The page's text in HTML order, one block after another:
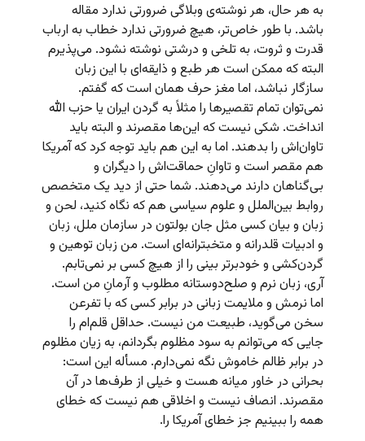
به هر حال، هر نوشته‌ی وبلاگی ضرورتی ندارد مقاله
باشد. با طور خاص‌تر، هیچ ضرورتی ندارد خطاب به ارباب
قدرت و ثروت، به تلخی و درشتی نوشته نشود. می‌پذیرم
البته که ممکن است هر طبع و ذایقه‌ای با این زبان
سازگار نباشد، اما مغز حرف همان است که گفتم.
نمی‌توان تمام تقصیرها را مثلاً به گردن ایران یا حزب الله
انداخت. شکی نیست که این‌ها مقصرند و البته باید
تاوان‌اش را بدهند. اما به این هم باید توجه کرد که آمریکا
هم مقصر است و تاوان‌ِ حماقت‌اش را دیگران و
بی‌گناهان دارند می‌دهند. شما حتی از دید یک متخصص
روابط بین‌الملل و علوم سیاسی هم که نگاه کنید، لحن و
زبان و بیان کسی مثل جان بولتون در سازمان ملل، زبان
و ادبیات قلدرانه و متخبترانه‌ای است. من زبان توهین و
گردن‌کشی و خودبرتر بینی را از هیچ کسی بر نمی‌تابم.
آری، زبان نرم و صلح‌دوستانه مطلوب و آرمانِ من است.
اما نرمش و ملایمت زبانی در برابر کسی که با تفرعن
سخن می‌گوید، طبیعت من نیست. حداقل قلم‌ام را
جایی که می‌توانم به سود مظلوم بگردانم، به زیان مظلوم
در برابر ظالم خاموش نگه نمی‌دارم. مسأله این است:‌
بحرانی در خاور میانه هست و خیلی از طرف‌ها در آن
مقصرند. انصاف نیست و اخلاقی هم نیست که خطای
همه را ببینیم جز خطای آمریکا را.